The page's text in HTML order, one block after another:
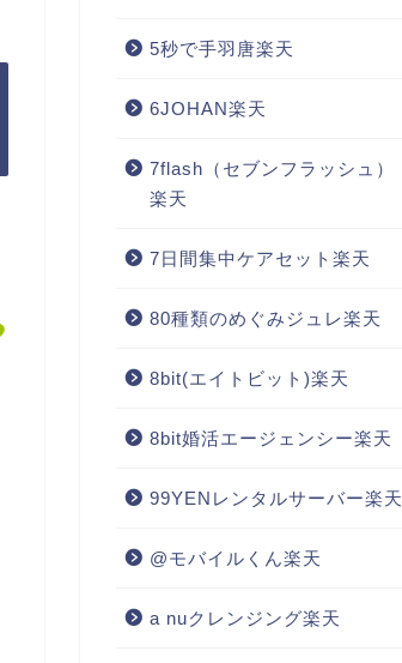
5秒で手羽唐楽天
6JOHAN楽天
7flash（セブンフラッシュ）
楽天
7日間集中ケアセット楽天
80種類のめぐみジュレ楽天
8bit(エイトビット)楽天
8bit婚活エージェンシー楽天
99YENレンタルサーバー楽天
@モバイルくん楽天
a nuクレンジング楽天